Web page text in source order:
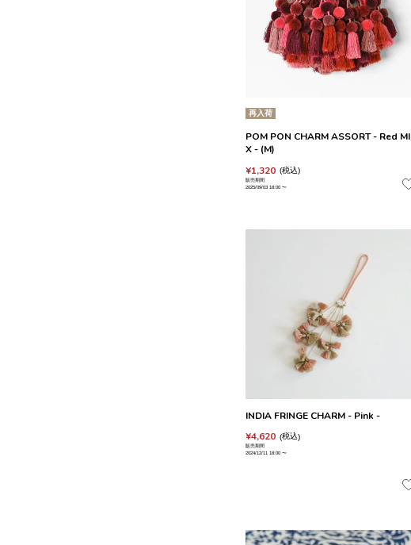
再入荷
POM PON CHARM ASSORT - Red MI
X - (M)
¥1,320 税込
販売期間
2025/09/03 18:00 〜
INDIA FRINGE CHARM - Pink -
¥4,620 税込
販売期間
2024/12/11 18:00 〜